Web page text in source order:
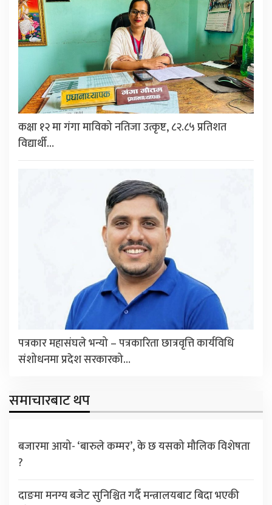
कक्षा १२ मा गंगा माविको नतिजा उत्कृष्ट, ८२.८५ प्रतिशत
विद्यार्थी…
पत्रकार महासंघले भन्यो – पत्रकारिता छात्रवृत्ति कार्यविधि
संशोधनमा प्रदेश सरकारको…
समाचारबाट थप
बजारमा आयो- ‘बारुले कम्मर’, के छ यसको मौलिक विशेषता
?
दाङमा मनग्य बजेट सुनिश्चित गर्दै मन्त्रालयबाट बिदा भएकी